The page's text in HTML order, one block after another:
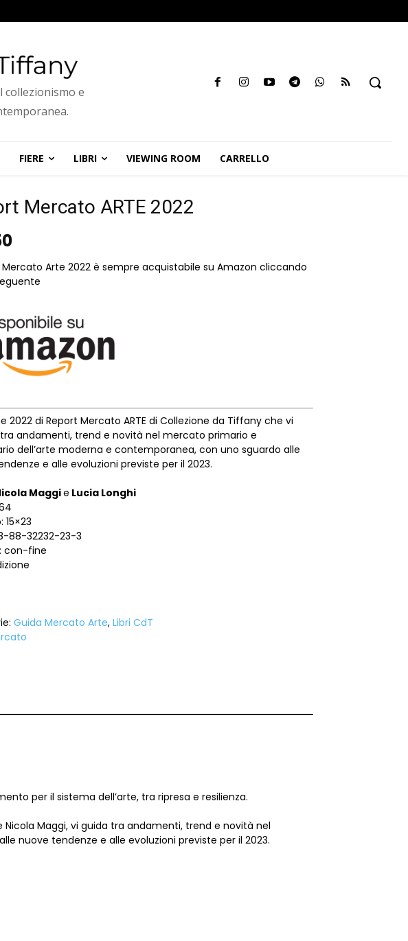
collezionismo e
FIERE LIBRI VIEWING ROOM CARRELLO
Mercato ARTE 2022
Mercato Arte 2022 è sempre acquistabile su Amazon cliccando
2022 di Report Mercato ARTE di Collezione da Tiffany che vi
andamenti, trend e novità nel mercato primario e
dell’arte moderna e contemporanea, con uno sguardo alle
e alle evoluzioni previste per il 2023.
Maggie Lucia Longhi
88-32232-23-3
con-fine
Guida Mercato Arte,Libri CdT
per il sistema dell’arte, tra ripresa e resilienza.
Nicola Maggi, vi guida tra andamenti, trend e novità nel
nuove tendenze e alle evoluzioni previste per il 2023.